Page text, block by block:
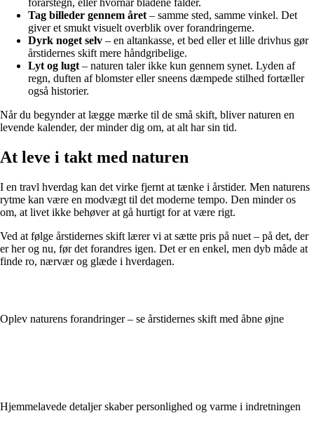
Tag billeder gennem året – samme sted, samme vinkel. Det
giver et smukt visuelt overblik over forandringerne.
Dyrk noget selv – en altankasse, et bed eller et lille drivhus gør
årstidernes skift mere håndgribelige.
Lyt og lugt – naturen taler ikke kun gennem synet. Lyden af
regn, duften af blomster eller sneens dæmpede stilhed fortæller
også historier.
Når du begynder at lægge mærke til de små skift, bliver naturen en
levende kalender, der minder dig om, at alt har sin tid.
At leve i takt med naturen
I en travl hverdag kan det virke fjernt at tænke i årstider. Men naturens
rytme kan være en modvægt til det moderne tempo. Den minder os
om, at livet ikke behøver at gå hurtigt for at være rigt.
Ved at følge årstidernes skift lærer vi at sætte pris på nuet – på det, der
er her og nu, før det forandres igen. Det er en enkel, men dyb måde at
finde ro, nærvær og glæde i hverdagen.
Oplev naturens forandringer – se årstidernes skift med åbne øjne
Hjemmelavede detaljer skaber personlighed og varme i indretningen